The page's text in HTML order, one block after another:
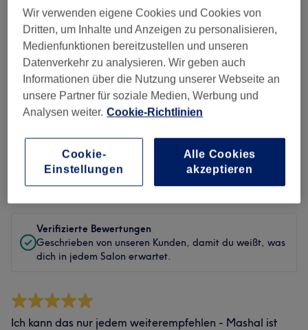
Sauberkeit
Service
Bewertungen filtern
Behandlung Alle Bewertungen
Bewertung Nach Sternen filtern
Verifizierte Bewertungen
Geschrieben von unseren Kunden, damit du weißt, was
dich in jedem Salon erwartet.
Ich kann das nur jedem weiterempfehlen - Mashal ist
Wir verwenden eigene Cookies und Cookies von
Dritten, um Inhalte und Anzeigen zu personalisieren,
Medienfunktionen bereitzustellen und unseren
Datenverkehr zu analysieren. Wir geben auch
Informationen über die Nutzung unserer Webseite an
unsere Partner für soziale Medien, Werbung und
Analysen weiter. Cookie-Richtlinien
Cookie-
Einstellungen
Alle Cookies
akzeptieren